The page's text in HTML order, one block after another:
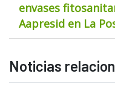
envases
Aapresid en La
Noticias